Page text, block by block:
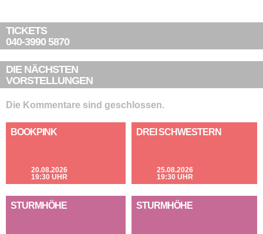
TICKETS
040-3990 5870
DIE NÄCHSTEN
VORSTELLUNGEN
Die Kommentare sind geschlossen.
BOOKPINK
20.08.2026
19:30 UHR
DREI SCHWESTERN
25.08.2026
19:30 UHR
STURMHÖHE STURMHÖHE